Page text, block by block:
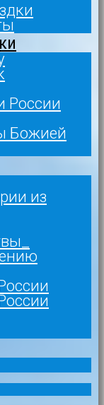
России
Божией
из